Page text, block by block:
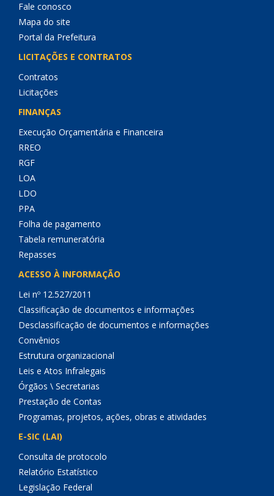
Fale conosco
Mapa do site
Portal da Prefeitura
LICITAÇÕES E CONTRATOS
Contratos
Licitações
FINANÇAS
Execução Orçamentária e Financeira
RREO
RGF
LOA
LDO
PPA
Folha de pagamento
Tabela remuneratória
Repasses
ACESSO À INFORMAÇÃO
Lei nº 12.527/2011
Classificação de documentos e informações
Desclassificação de documentos e informações
Convênios
Estrutura organizacional
Leis e Atos Infralegais
Órgãos \ Secretarias
Prestação de Contas
Programas, projetos, ações, obras e atividades
E-SIC (LAI)
Consulta de protocolo
Relatório Estatístico
Legislação Federal